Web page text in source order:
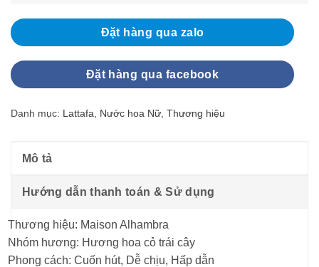
Đặt hàng qua zalo
Đặt hàng qua facebook
Danh mục: Lattafa Nước hoa Nữ Thương hiệu
Mô tả
Hướng dẫn thanh toán & Sử dụng
Thương hiệu: Maison Alhambra
Nhóm hương: Hương hoa cỏ trái cây
Phong cách: Cuốn hút, Dễ chịu, Hấp dẫn